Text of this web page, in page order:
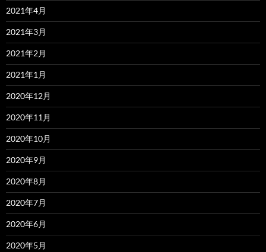
2021年4月
2021年3月
2021年2月
2021年1月
2020年12月
2020年11月
2020年10月
2020年9月
2020年8月
2020年7月
2020年6月
2020年5月